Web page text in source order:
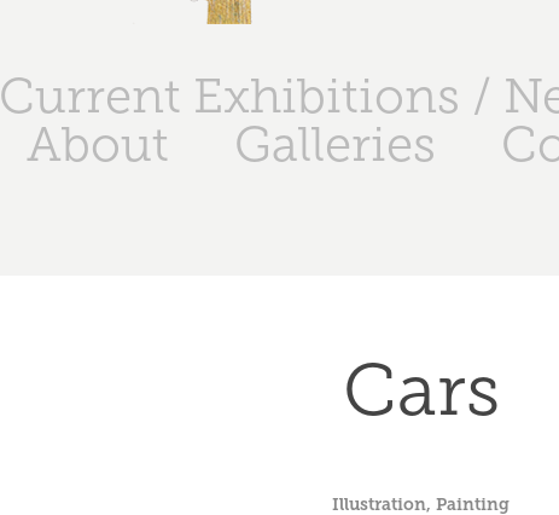
Current Exhibitions /
About
Galleries
Cars
Illustration, Painting